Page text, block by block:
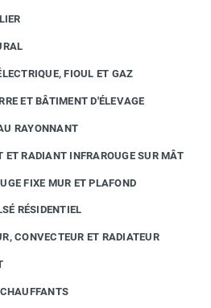
FIOUL ET GAZ
ET BÂTIMENT D'ÉLEVAGE
RAYONNANT
ET RADIANT INFRAROUGE SUR MÂT
FIXE MUR ET PLAFOND
RÉSIDENTIEL
CONVECTEUR ET RADIATEUR